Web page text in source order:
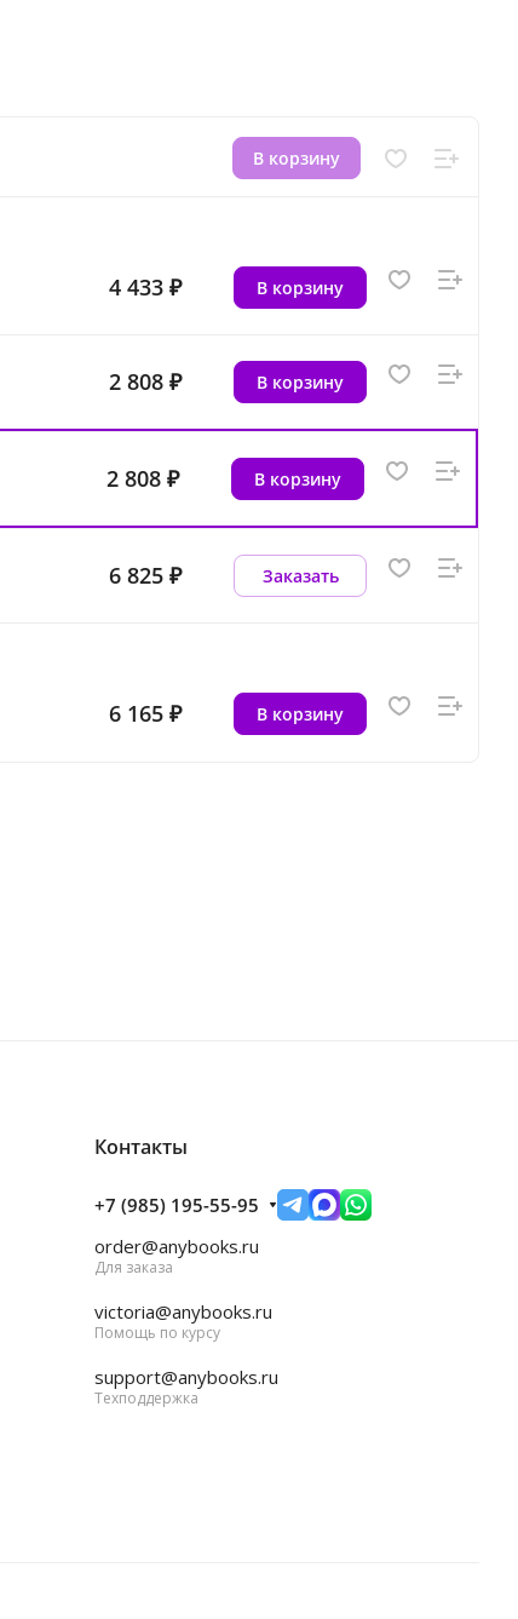
В корзину
4 433 ₽ В корзину
2 808 ₽ В корзину
2 808 ₽ В корзину
6 825 ₽ Заказать
6 165 ₽ В корзину
Контакты
+7 (985) 195-55-95
order@anybooks.ru
Для заказа
victoria@anybooks.ru
Помощь по курсу
support@anybooks.ru
Техподдержка